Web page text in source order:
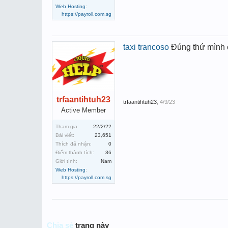
Web Hosting:
https://payroll.com.sg
trfaantihtuh23
Active Member
Tham gia:
22/2/22
Bài viết:
23,651
Thích đã nhận:
0
Điểm thành tích:
36
Giới tính:
Nam
Web Hosting:
https://payroll.com.sg
taxi trancoso Đúng thứ mình
trfaantihtuh23 4/9/23
Chia sẻ trang này